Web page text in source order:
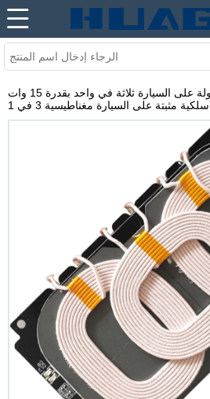
وحدة شاحن لاسلكي محمولة على السيارة ثلاثة في واحد بقدرة 15 وات
مثبتة على السيارة مغناطيسية 3 في 1